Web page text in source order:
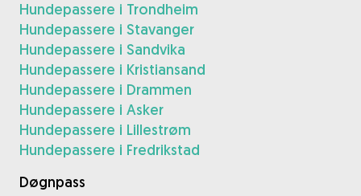
Hundepassere i Trondheim
Hundepassere i Stavanger
Hundepassere i Sandvika
Hundepassere i Kristiansand
Hundepassere i Drammen
Hundepassere i Asker
Hundepassere i Lillestrøm
Hundepassere i Fredrikstad
Døgnpass